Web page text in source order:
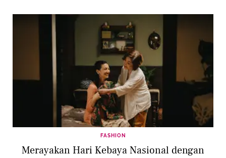
FASHION
Merayakan Hari Kebaya Nasional dengan